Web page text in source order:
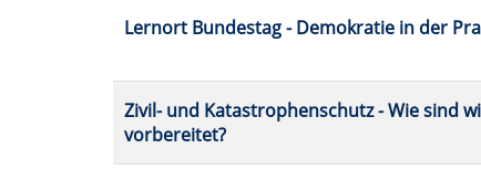
Tabellenüberschriften
sortiert
werden.
Lernort Bundestag - Demokratie in der
Zivil- und Katastrophenschutz - Wie sind
vorbereitet?